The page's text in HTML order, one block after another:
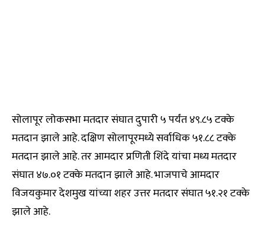
सोलापूर लोकसभा मतदार संघात दुपारी ५ पर्यंत ४९.८५ टक्के
मतदान झाले आहे. दक्षिण सोलापूरमध्ये सर्वाधिक ५१.८८ टक्के
मतदान झाले आहे. तर आमदार प्रणिती शिंदे यांचा मध्य मतदार
संघात ४७.०१ टक्के मतदान झाले आहे. भाजपाचे आमदार
विजयकुमार देशमुख यांच्या शहर उत्तर मतदार संघात ५१.२१ टक्के
झाले आहे.